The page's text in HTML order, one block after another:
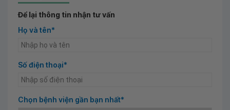
Để lại thông tin nhận tư vấn
Họ và tên*
Số điện thoại*
Chọn bệnh viện gần bạn nhất*